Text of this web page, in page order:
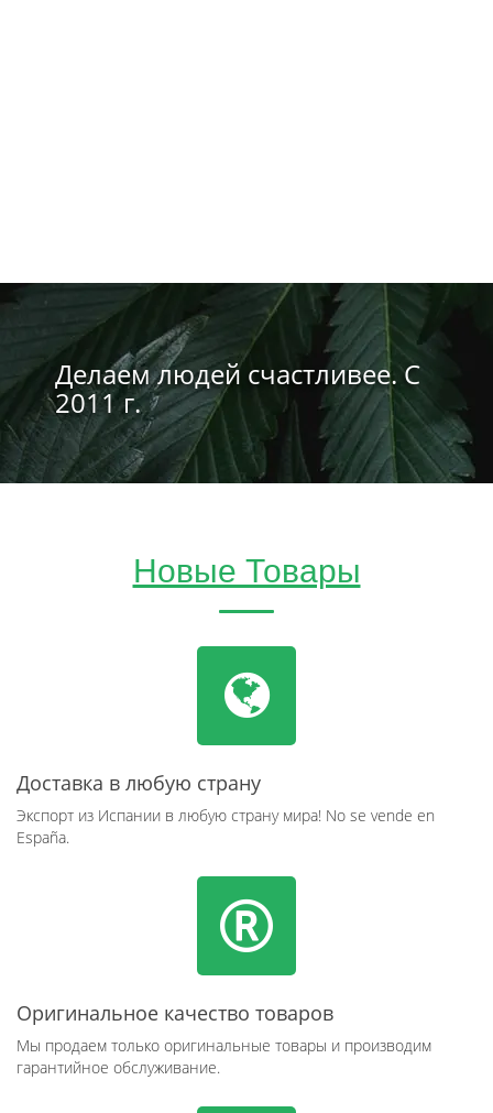
Делаем людей счастливее. С
2011 г.
Новые Товары
Доставка в любую страну
Экспорт из Испании в любую страну мира! No se vende en
España.
Оригинальное качество товаров
Мы продаем только оригинальные товары и производим
гарантийное обслуживание.